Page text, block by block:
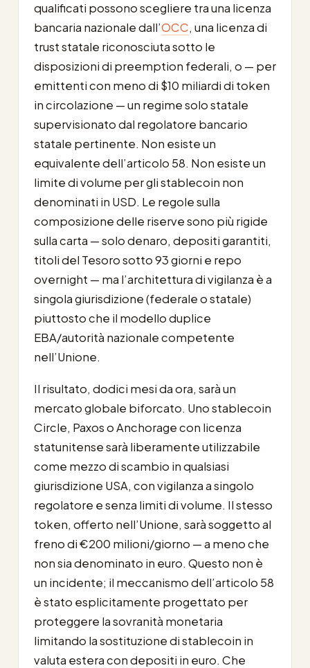
qualificati possono scegliere tra una licenza
bancaria nazionale dall’OCC, una licenza di
trust statale riconosciuta sotto le
disposizioni di preemption federali, o — per
emittenti con meno di $10 miliardi di token
in circolazione — un regime solo statale
supervisionato dal regolatore bancario
statale pertinente. Non esiste un
equivalente dell’articolo 58. Non esiste un
limite di volume per gli stablecoin non
denominati in USD. Le regole sulla
composizione delle riserve sono più rigide
sulla carta — solo denaro, depositi garantiti,
titoli del Tesoro sotto 93 giorni e repo
overnight — ma l’architettura di vigilanza è a
singola giurisdizione (federale o statale)
piuttosto che il modello duplice
EBA/autorità nazionale competente
nell’Unione.
Il risultato, dodici mesi da ora, sarà un
mercato globale biforcato. Uno stablecoin
Circle, Paxos o Anchorage con licenza
statunitense sarà liberamente utilizzabile
come mezzo di scambio in qualsiasi
giurisdizione USA, con vigilanza a singolo
regolatore e senza limiti di volume. Il stesso
token, offerto nell’Unione, sarà soggetto al
freno di €200 milioni/giorno — a meno che
non sia denominato in euro. Questo non è
un incidente; il meccanismo dell’articolo 58
è stato esplicitamente progettato per
proteggere la sovranità monetaria
limitando la sostituzione di stablecoin in
valuta estera con depositi in euro. Che